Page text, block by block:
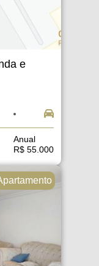
e
Anual
R$ 55.000